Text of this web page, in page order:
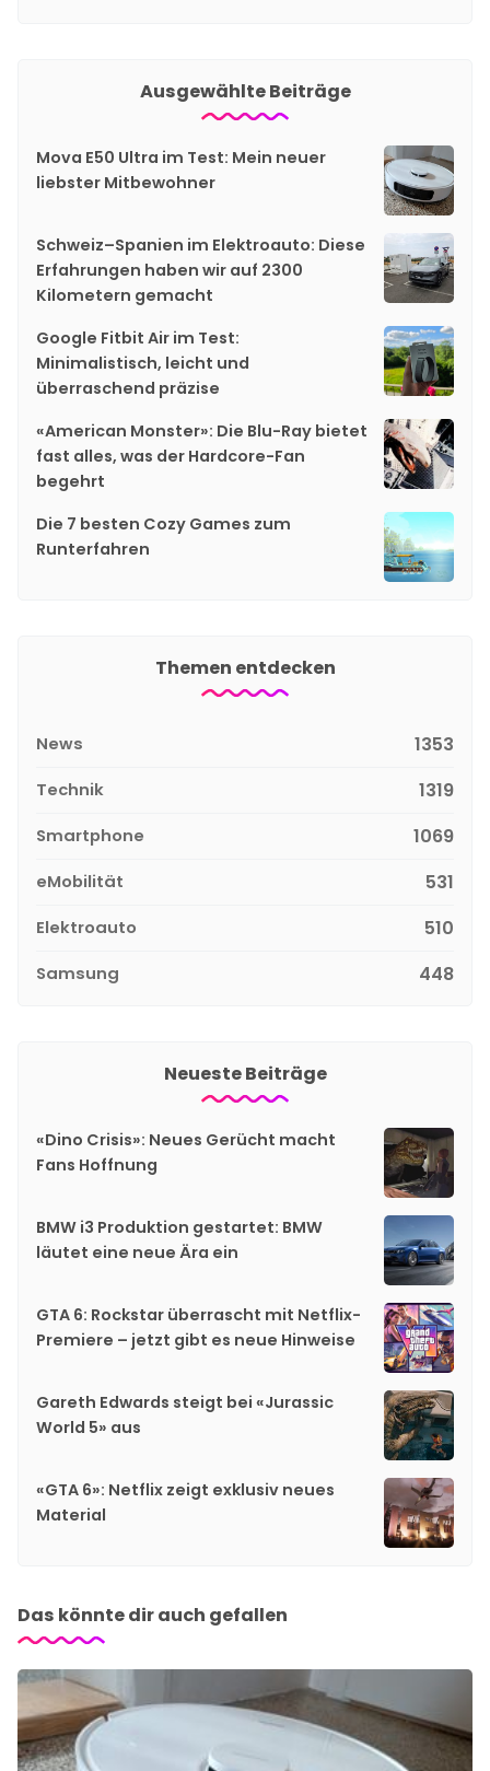
Ausgewählte Beiträge
Mova E50 Ultra im Test: Mein neuer
liebster Mitbewohner
Schweiz–Spanien im Elektroauto: Diese
Erfahrungen haben wir auf 2300
Kilometern gemacht
Google Fitbit Air im Test:
Minimalistisch, leicht und
überraschend präzise
«American Monster»: Die Blu-Ray bietet
fast alles, was der Hardcore-Fan
begehrt
Die 7 besten Cozy Games zum
Runterfahren
Themen entdecken
News 1353
Technik 1319
Smartphone 1069
eMobilität 531
Elektroauto 510
Samsung 448
Neueste Beiträge
«Dino Crisis»: Neues Gerücht macht
Fans Hoffnung
BMW i3 Produktion gestartet: BMW
läutet eine neue Ära ein
GTA 6: Rockstar überrascht mit Netflix-
Premiere – jetzt gibt es neue Hinweise
Gareth Edwards steigt bei «Jurassic
World 5» aus
«GTA 6»: Netflix zeigt exklusiv neues
Material
Das könnte dir auch gefallen